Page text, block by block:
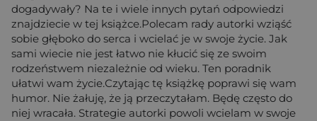
dogadywały? Na te i wiele innych pytań odpowiedzi
znajdziecie w tej książce.Polecam rady autorki wziąść
sobie głęboko do serca i wcielać je w swoje życie. Jak
sami wiecie nie jest łatwo nie kłucić się ze swoim
rodzeństwem niezależnie od wieku. Ten poradnik
ułatwi wam życie.Czytając tę książkę poprawi się wam
humor. Nie żałuję, że ją przeczytałam. Będę często do
niej wracała. Strategie autorki powoli wcielam w swoje